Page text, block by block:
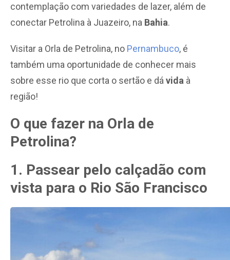
contemplação com variedades de lazer, além de
conectar Petrolina à Juazeiro, na Bahia.
Visitar a Orla de Petrolina, no Pernambuco, é
também uma oportunidade de conhecer mais
sobre esse rio que corta o sertão e dá vida à
região!
O que fazer na Orla de
Petrolina?
1. Passear pelo calçadão com
vista para o Rio São Francisco